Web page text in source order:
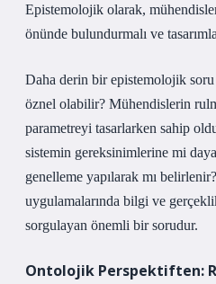
Epistemolojik olarak,
önünde bulundurmalı ve
Daha derin bir epistemolojik
öznel olabilir? Mühendislerin
parametreyi tasarlarken sahip
sistemin gereksinimlerine mi
genelleme yapılarak mı
uygulamalarında bilgi ve
sorgulayan önemli bir sorudur.
Ontolojik Perspektiften: